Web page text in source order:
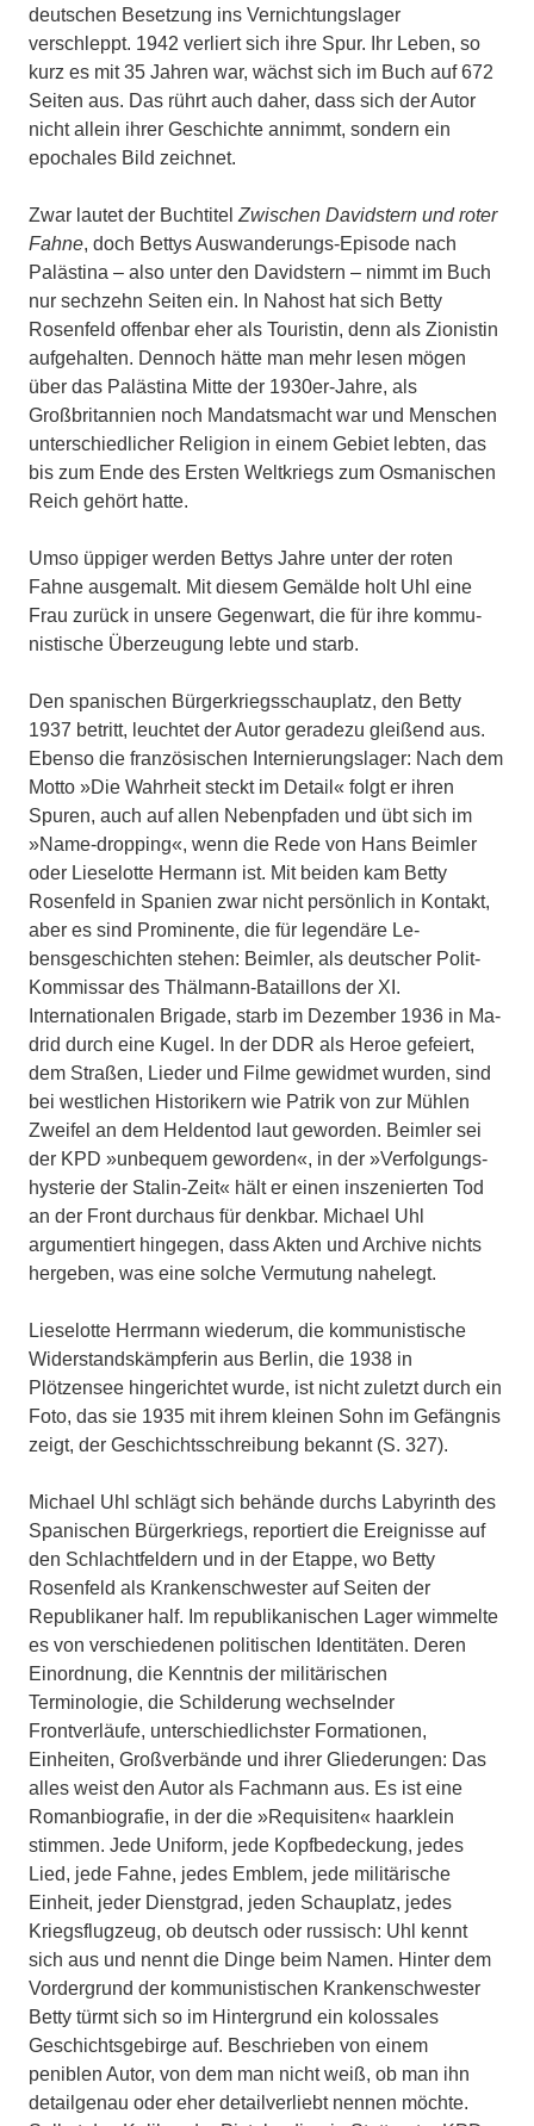
deutschen Besetzung ins Vernichtungslager
verschleppt. 1942 verliert sich ihre Spur. Ihr Leben, so
kurz es mit 35 Jahren war, wächst sich im Buch auf 672
Seiten aus. Das rührt auch daher, dass sich der Autor
nicht allein ihrer Geschichte annimmt, sondern ein
epochales Bild zeichnet.
Zwar lautet der Buchtitel Zwischen David­stern und roter
Fahne, doch Bettys Aus­wanderungs-Episode nach
Palästina – also unter den Davidstern – nimmt im Buch
nur sechzehn Seiten ein. In Nahost hat sich Betty
Rosenfeld offenbar eher als Touristin, denn als Zionistin
aufge­halten. Dennoch hätte man mehr lesen mögen
über das Palästina Mitte der 1930er-Jahre, als
Großbritannien noch Mandatsmacht war und Menschen
unter­schiedlicher Religion in einem Gebiet lebten, das
bis zum Ende des Ersten Weltkriegs zum Osmanischen
Reich ge­hört hatte.
Umso üppiger werden Bettys Jahre unter der roten
Fahne ausgemalt. Mit diesem Gemälde holt Uhl eine
Frau zurück in unsere Gegenwart, die für ihre kommu­
nistische Überzeugung lebte und starb.
Den spanischen Bürgerkriegsschauplatz, den Betty
1937 betritt, leuchtet der Autor geradezu gleißend aus.
Ebenso die fran­zösischen Internierungslager: Nach dem
Motto »Die Wahrheit steckt im Detail« folgt er ihren
Spuren, auch auf allen Nebenpfaden und übt sich im
»Name-dropping«, wenn die Rede von Hans Beimler
oder Lieselotte Hermann ist. Mit beiden kam Betty
Rosenfeld in Spanien zwar nicht persönlich in Kontakt,
aber es sind Prominente, die für legendäre Le­
bensgeschichten stehen: Beimler, als deutscher Polit-
Kommissar des Thäl­mann-Bataillons der XI.
Internationalen Brigade, starb im Dezember 1936 in Ma­
drid durch eine Kugel. In der DDR als He­roe gefeiert,
dem Straßen, Lieder und Filme gewidmet wurden, sind
bei westli­chen Historikern wie Patrik von zur Mühlen
Zweifel an dem Heldentod laut geworden. Beimler sei
der KPD »unbe­quem geworden«, in der »Verfolgungs­
hysterie der Stalin-Zeit« hält er einen in­szenierten Tod
an der Front durchaus für denkbar. Michael Uhl
argumentiert hingegen, dass Akten und Archive nichts
hergeben, was eine solche Vermutung nahelegt.
Lieselotte Herrmann wiederum, die kommunistische
Widerstandskämpferin aus Berlin, die 1938 in
Plötzensee hinge­richtet wurde, ist nicht zuletzt durch ein
Foto, das sie 1935 mit ihrem kleinen Sohn im Gefängnis
zeigt, der Geschichts­schreibung bekannt (S. 327).
Michael Uhl schlägt sich behände durchs Labyrinth des
Spanischen Bürgerkriegs, reportiert die Ereignisse auf
den Schlachtfeldern und in der Etappe, wo Betty
Rosenfeld als Krankenschwester auf Seiten der
Republikaner half. Im re­publikanischen Lager wimmelte
es von verschiedenen politischen Identitäten. Deren
Einordnung, die Kenntnis der mi­litärischen
Terminologie, die Schilde­rung wechselnder
Frontverläufe, unter­schiedlichster Formationen,
Einheiten, Großverbände und ihrer Gliederungen: Das
alles weist den Autor als Fachmann aus. Es ist eine
Romanbiografie, in der die »Requisiten« haarklein
stimmen. Jede Uniform, jede Kopfbedeckung, je­des
Lied, jede Fahne, jedes Emblem, jede militärische
Einheit, jeder Dienstgrad, jeden Schauplatz, jedes
Kriegsflugzeug, ob deutsch oder russisch: Uhl kennt
sich aus und nennt die Dinge beim Namen. Hinter dem
Vordergrund der kommunis­tischen Krankenschwester
Betty türmt sich so im Hintergrund ein kolossales
Geschichtsgebirge auf. Beschrieben von einem
peniblen Autor, von dem man nicht weiß, ob man ihn
detailgenau oder eher detailverliebt nennen möchte.